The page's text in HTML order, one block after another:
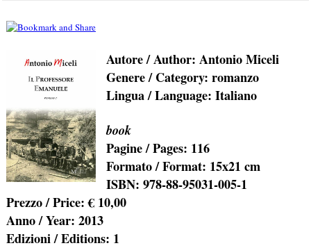
Autore / Author: Antonio Miceli
Genere / Category: romanzo
Lingua / Language: Italiano
book
Pagine / Pages: 116
Formato / Format: 15x21 cm
ISBN: 978-88-95031-005-1
Prezzo / Price:€ 10,00
Anno / Year: 2013
Edizioni / Editions: 1